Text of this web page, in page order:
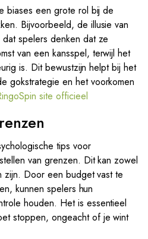
biases een grote rol bij de
Bijvoorbeeld, de illusie van
spelers denken dat ze
van een kansspel, terwijl het
is. Dit bewustzijn helpt bij het
gokstrategie en het voorkomen
site officieel
tips voor
van grenzen. Dit kan zowel
zijn. Door een budget vast te
kunnen spelers hun
houden. Het is essentieel
stoppen, ongeacht of je wint